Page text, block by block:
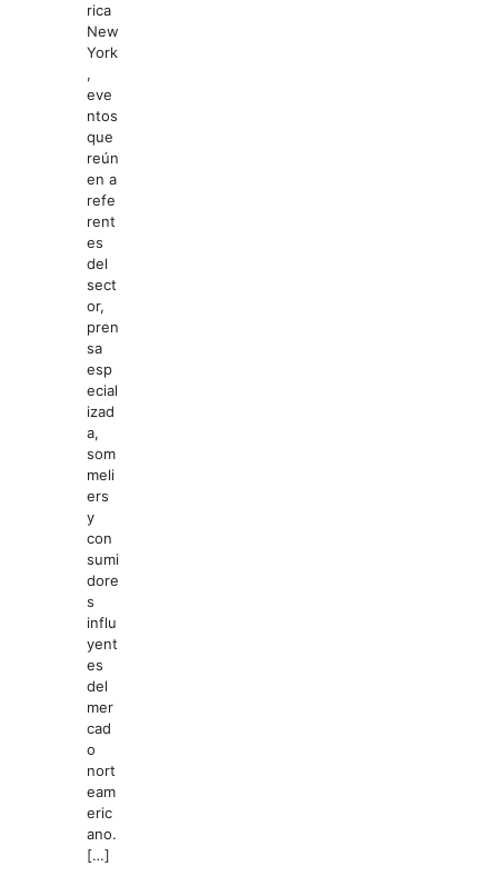
rica
New
York
,
eve
ntos
que
reún
en a
refe
rent
es
del
sect
or,
pren
sa
esp
ecial
izad
a,
som
meli
ers
y
con
sumi
dore
s
influ
yent
es
del
mer
cad
o
nort
eam
eric
ano.
[…]